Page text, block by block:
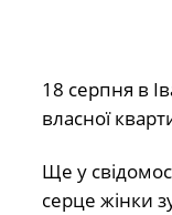
18 серпня в
власної
Ще у
серце жінки